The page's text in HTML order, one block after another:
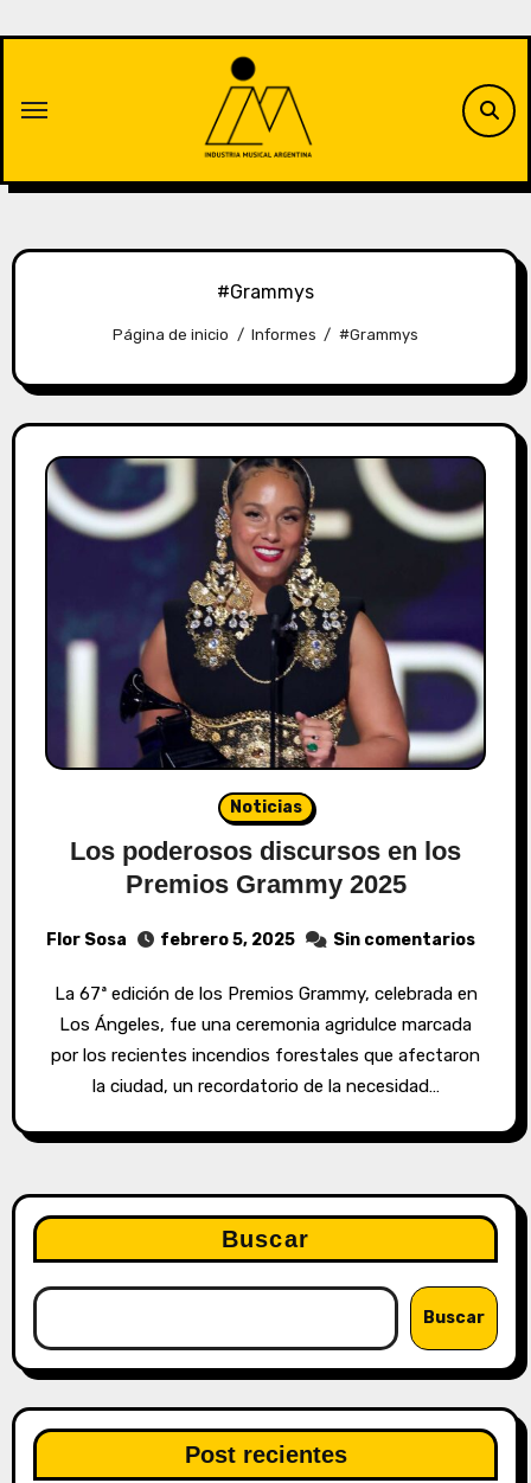
#Grammys
Página de inicio Informes #Grammys
Noticias
Los poderosos discursos en los
Premios Grammy 2025
Flor Sosa febrero 5, 2025 Sin comentarios
La 67ª edición de los Premios Grammy, celebrada en
Los Ángeles, fue una ceremonia agridulce marcada
por los recientes incendios forestales que afectaron
la ciudad, un recordatorio de la necesidad…
Buscar
Buscar
Post recientes